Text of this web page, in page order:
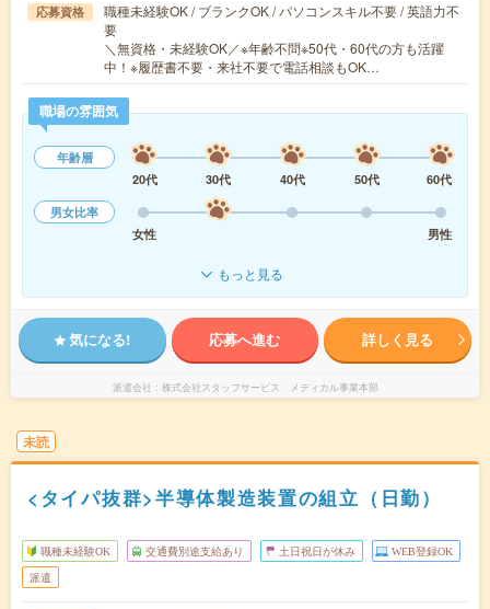
応募資格
職種未経験OK / ブランクOK / パソコンスキル不要 / 英語力不
要
＼無資格・未経験OK／※年齢不問※50代・60代の方も活躍
中！※履歴書不要・来社不要で電話相談もOK…
職場の雰囲気
年齢層
20代
30代 40代 50代
60代
男女比率
女性
男性
もっと見る
気になる! 応募へ進む 詳しく見る
派遣会社 株式会社スタッフサービス メディカル事業本部
未読
<タイパ抜群>半導体製造装置の組立（日勤）
職種未経験OK 交通費別途支給あり 土日祝日が休み WEB登録OK
派遣